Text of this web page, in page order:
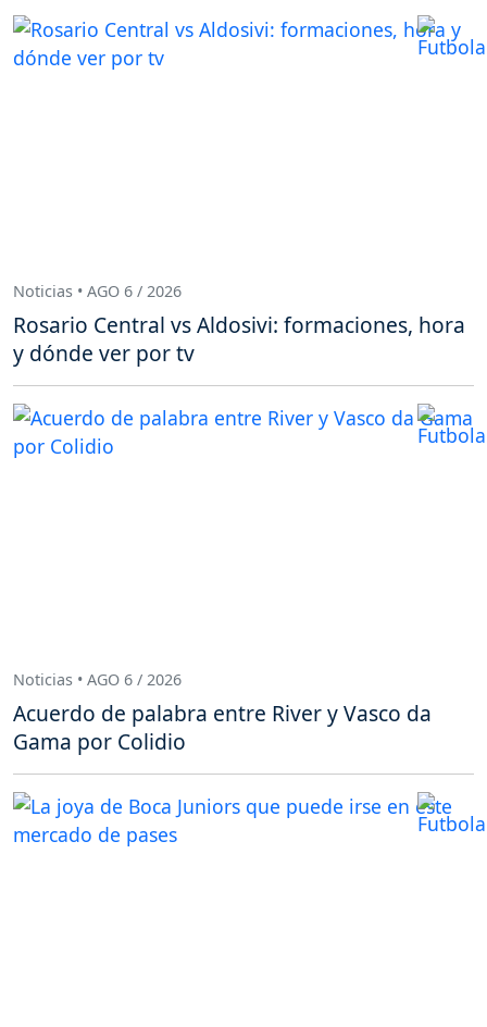
Noticias • AGO 6 / 2026
Rosario Central vs Aldosivi: formaciones, hora
y dónde ver por tv
Noticias • AGO 6 / 2026
Acuerdo de palabra entre River y Vasco da
Gama por Colidio